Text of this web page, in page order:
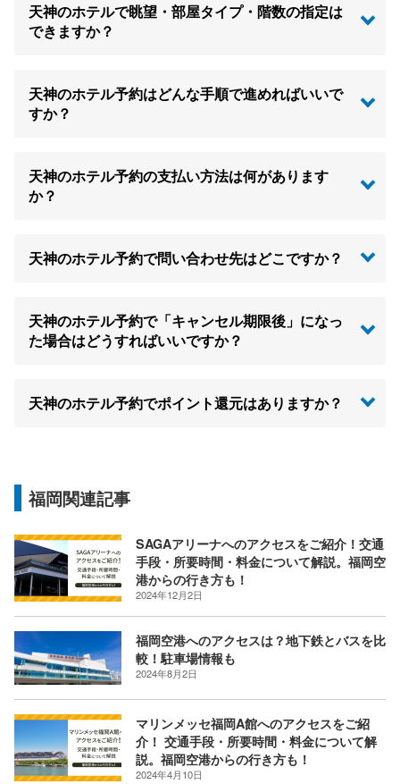
天神のホテルで眺望・部屋タイプ・階数の指定は
できますか？
天神のホテル予約はどんな手順で進めればいいで
すか？
天神のホテル予約の支払い方法は何があります
か？
天神のホテル予約で問い合わせ先はどこですか？
天神のホテル予約で「キャンセル期限後」になっ
た場合はどうすればいいですか？
天神のホテル予約でポイント還元はありますか？
福岡関連記事
SAGAアリーナへのアクセスをご紹介！交通
手段・所要時間・料金について解説。福岡空
港からの行き方も！
2024年12月2日
福岡空港へのアクセスは？地下鉄とバスを比
較！駐車場情報も
2024年8月2日
マリンメッセ福岡A館へのアクセスをご紹
介！ 交通手段・所要時間・料金について解
説。福岡空港からの行き方も！
2024年4月10日